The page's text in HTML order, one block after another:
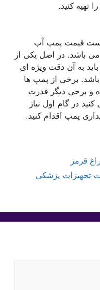
تهیه کنید.
قیمت پمپ آب
می باشد. در اصل یکی از
به آن دقت ویژه ای
برخی از پمپ ها
و برخی دیگر قدرت
در گام اول نیاز
پمپ اقدام کنید.
قرمز
تجهیزات پزشکی